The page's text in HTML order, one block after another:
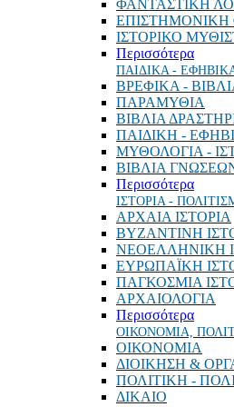
ΦΑΝΤΑΣΤΙΚΗ
ΕΠΙΣΤΗΜΟΝΙΚΗ
ΙΣΤΟΡΙΚΟ
Περισσότερα
ΠΑΙΔΙΚΑ -
ΒΡΕΦΙΚΑ -
ΠΑΡΑΜΥΘΙΑ
ΒΙΒΛΙΑ
ΠΑΙΔΙΚΗ -
ΜΥΘΟΛΟΓΙΑ -
ΒΙΒΛΙΑ
Περισσότερα
ΙΣΤΟΡΙΑ -
ΑΡΧΑΙΑ ΙΣΤΟΡΙΑ
ΒΥΖΑΝΤΙΝΗ
ΝΕΟΕΛΛΗΝΙΚΗ
ΕΥΡΩΠΑΪΚΗ
ΠΑΓΚΟΣΜΙΑ
ΑΡΧΑΙΟΛΟΓΙΑ
Περισσότερα
ΟΙΚΟΝΟΜΙΑ,
ΟΙΚΟΝΟΜΙΑ
ΔΙΟΙΚΗΣΗ &
ΠΟΛΙΤΙΚΗ -
ΔΙΚΑΙΟ